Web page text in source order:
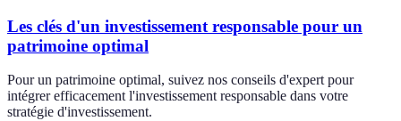
Les clés d'un investissement responsable pour un
patrimoine optimal
Pour un patrimoine optimal, suivez nos conseils d'expert pour
intégrer efficacement l'investissement responsable dans votre
stratégie d'investissement.